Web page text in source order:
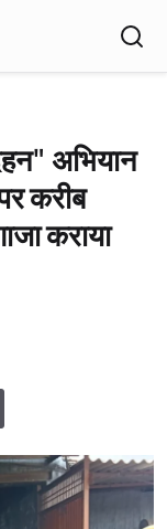
अभियान
करीब
कराया